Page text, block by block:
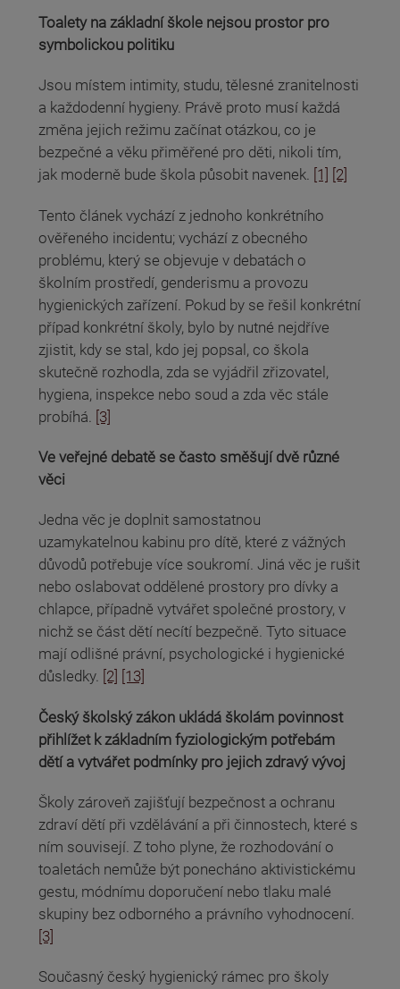
Toalety na základní škole nejsou prostor pro
symbolickou politiku
Jsou místem intimity, studu, tělesné zranitelnosti
a každodenní hygieny. Právě proto musí každá
změna jejich režimu začínat otázkou, co je
bezpečné a věku přiměřené pro děti, nikoli tím,
jak moderně bude škola působit navenek. [1] [2]
Tento článek vychází z jednoho konkrétního
ověřeného incidentu; vychází z obecného
problému, který se objevuje v debatách o
školním prostředí, genderismu a provozu
hygienických zařízení. Pokud by se řešil konkrétní
případ konkrétní školy, bylo by nutné nejdříve
zjistit, kdy se stal, kdo jej popsal, co škola
skutečně rozhodla, zda se vyjádřil zřizovatel,
hygiena, inspekce nebo soud a zda věc stále
probíhá. [3]
Ve veřejné debatě se často směšují dvě různé
věci
Jedna věc je doplnit samostatnou
uzamykatelnou kabinu pro dítě, které z vážných
důvodů potřebuje více soukromí. Jiná věc je rušit
nebo oslabovat oddělené prostory pro dívky a
chlapce, případně vytvářet společné prostory, v
nichž se část dětí necítí bezpečně. Tyto situace
mají odlišné právní, psychologické i hygienické
důsledky. [2] [13]
Český školský zákon ukládá školám povinnost
přihlížet k základním fyziologickým potřebám
dětí a vytvářet podmínky pro jejich zdravý vývoj
Školy zároveň zajišťují bezpečnost a ochranu
zdraví dětí při vzdělávání a při činnostech, které s
ním souvisejí. Z toho plyne, že rozhodování o
toaletách nemůže být ponecháno aktivistickému
gestu, módnímu doporučení nebo tlaku malé
skupiny bez odborného a právního vyhodnocení.
[3]
Současný český hygienický rámec pro školy